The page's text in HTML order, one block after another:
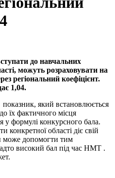
до навчальних
можуть розраховувати на
регіональний коефіцієнт.
1,04.
показник, який встановлюється
їх фактичного місця
у формулі конкурсного бала.
конкретної області діє свій
може допомогти тим
високий бал під час НМТ .